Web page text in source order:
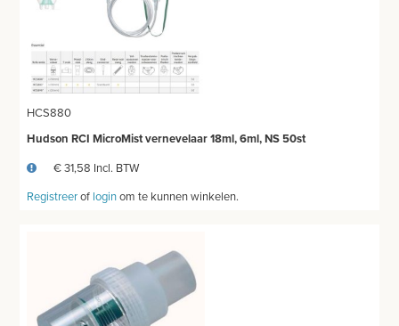
HCS880
Hudson RCI MicroMist vernevelaar 18ml, 6ml, NS 50st
€ 31,58 Incl. BTW
Registreerof loginom te kunnen winkelen.